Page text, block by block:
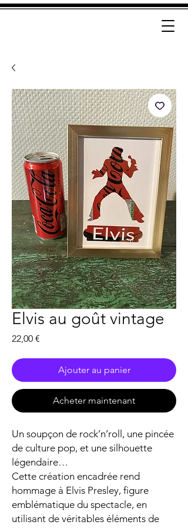
Elvis au goût vintage
22,00 €
Ajouter au panier
Acheter maintenant
Un soupçon de rock’n’roll, une pincée
de culture pop, et une silhouette
légendaire…
Cette création encadrée rend
hommage à Elvis Presley, figure
emblématique du spectacle, en
utilisant de véritables éléments de